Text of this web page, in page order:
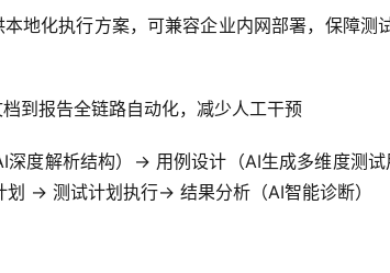
地化执行方案，可兼容企业内网部署，保障测
到报告全链路自动化，减少人工干预
度解析结构）→ 用例设计（AI生成多维度测
→ 测试计划执行→ 结果分析（AI智能诊断）